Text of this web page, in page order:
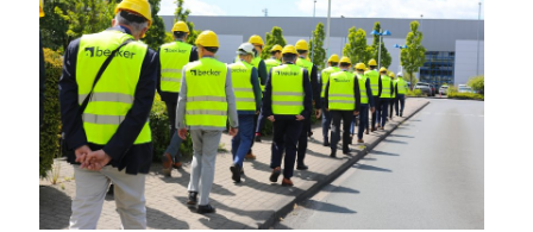
стали"
на
фоне
экономических
и
нормативных
трудностей